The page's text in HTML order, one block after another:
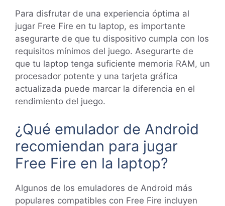
Para disfrutar de una experiencia óptima al
jugar Free Fire en tu laptop, es importante
asegurarte de que tu dispositivo cumpla con los
requisitos mínimos del juego. Asegurarte de
que tu laptop tenga suficiente memoria RAM, un
procesador potente y una tarjeta gráfica
actualizada puede marcar la diferencia en el
rendimiento del juego.
¿Qué emulador de Android
recomiendan para jugar
Free Fire en la laptop?
Algunos de los emuladores de Android más
populares compatibles con Free Fire incluyen